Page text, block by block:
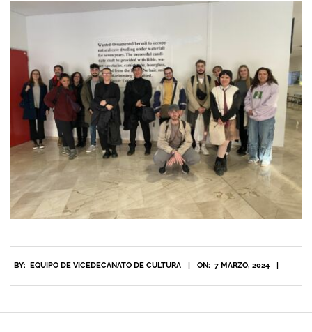
03-
07
BY: EQUIPO DE VICEDECANATO DE CULTURA ON: 7 MARZO, 2024